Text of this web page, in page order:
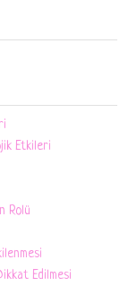
Etkileri
Rolü
Edilmesi